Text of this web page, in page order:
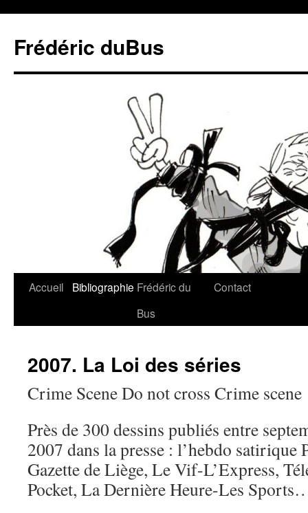
Frédéric duBus
Accueil Bibliographie Frédéric du
Bus
Contact
2007. La Loi des séries
Crime Scene Do not cross Crime
Près de 300 dessins publiés entre
2007 dans la presse : l’hebdo satirique
Gazette de Liège, Le Vif-L’Express,
Pocket, La Dernière Heure-Les